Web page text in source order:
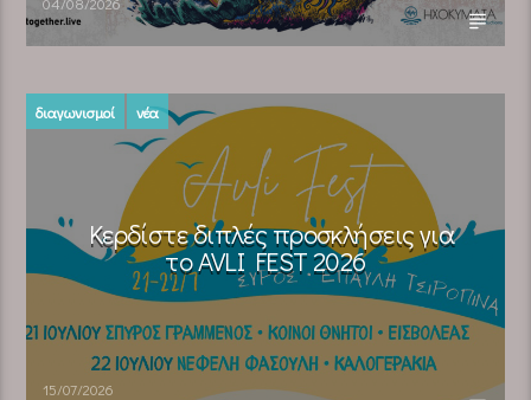
διαγωνισμοί νέα
Κερδίστε διπλές προσκλήσεις για
το AVLI FEST 2026
15/07/2026